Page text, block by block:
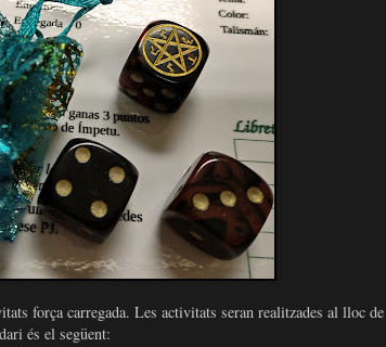
força carregada. Les activitats seran realitzades al lloc de
és el següent: